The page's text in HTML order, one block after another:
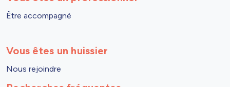
Être accompagné
Vous êtes un huissier
Nous rejoindre